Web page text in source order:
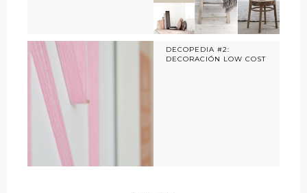
DECOPEDIA #2:
DECORACIÓN LOW COST